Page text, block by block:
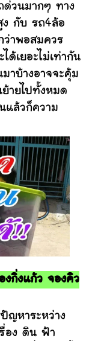
ด่วนมากๆ ทาง
ง กับ รถ4ล้อ
ว่าพอสมควร
ด้เยอะไม่เท่ากัน
าบ้างอาจจะคุ้ม
ายไปทั้งหมด
แล้วก็ความ
งกิ่งแก้ว จองคิว
หาระหว่าง
อง ดิน ฟ้า